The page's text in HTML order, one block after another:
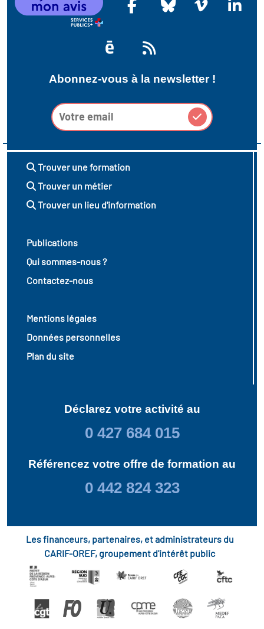
Abonnez-vous à la newsletter !
Trouver une formation
Trouver un métier
Trouver un lieu d'information
Publications
Qui sommes-nous ?
Contactez-nous
Mentions légales
Données personnelles
Plan du site
Déclarez votre activité au
0 427 684 015
Référencez votre offre de formation au
0 442 824 323
Les financeurs, partenaires, et administrateurs du
CARIF-OREF, groupement d'intérêt public